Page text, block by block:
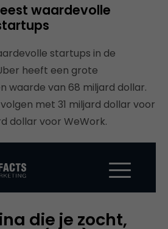
waardevolle
startups in de
heeft een grote
waarde van 68 miljard dollar.
met 31 miljard dollar voor
dollar voor WeWork.